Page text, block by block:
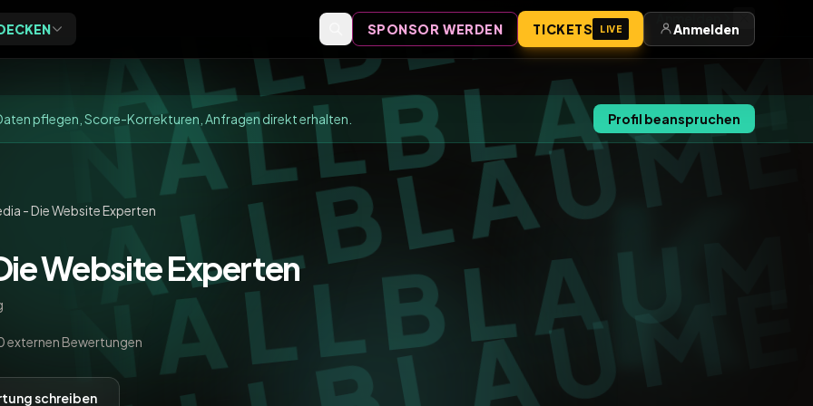
Anmelden
Event-Bewertungen,
Formate und Einordnung
Videos
Vorträge, Tutorials und Archiv
SPONSOR WERDEN TICKETS LIVE Anmelden
pflegen, Score-Korrekturen, Anfragen direkt erhalten. Profil beanspruchen
K
- Die Website Experten
Website Experten
externen Bewertungen
schreiben